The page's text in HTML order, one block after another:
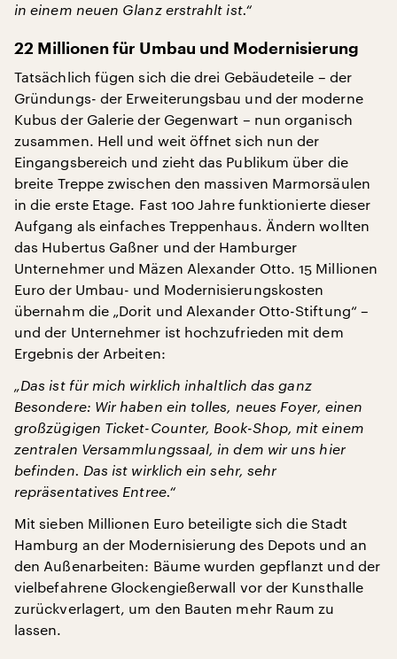
in einem neuen Glanz erstrahlt ist.“
22 Millionen für Umbau und Modernisierung
Tatsächlich fügen sich die drei Gebäudeteile – der
Gründungs- der Erweiterungsbau und der moderne
Kubus der Galerie der Gegenwart – nun organisch
zusammen. Hell und weit öffnet sich nun der
Eingangsbereich und zieht das Publikum über die
breite Treppe zwischen den massiven Marmorsäulen
in die erste Etage. Fast 100 Jahre funktionierte dieser
Aufgang als einfaches Treppenhaus. Ändern wollten
das Hubertus Gaßner und der Hamburger
Unternehmer und Mäzen Alexander Otto. 15 Millionen
Euro der Umbau- und Modernisierungskosten
übernahm die „Dorit und Alexander Otto-Stiftung“ –
und der Unternehmer ist hochzufrieden mit dem
Ergebnis der Arbeiten:
„Das ist für mich wirklich inhaltlich das ganz
Besondere: Wir haben ein tolles, neues Foyer, einen
großzügigen Ticket-Counter, Book-Shop, mit einem
zentralen Versammlungssaal, in dem wir uns hier
befinden. Das ist wirklich ein sehr, sehr
repräsentatives Entree.“
Mit sieben Millionen Euro beteiligte sich die Stadt
Hamburg an der Modernisierung des Depots und an
den Außenarbeiten: Bäume wurden gepflanzt und der
vielbefahrene Glockengießerwall vor der Kunsthalle
zurückverlagert, um den Bauten mehr Raum zu
lassen.